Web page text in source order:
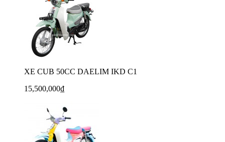
XE CUB 50CC DAELIM IKD C1
15,500,000₫